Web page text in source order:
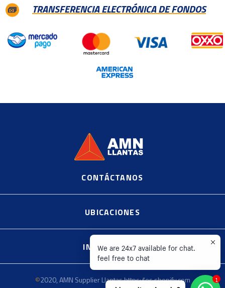
TRANSFERENCIA ELECTRÓNICA DE FONDOS
2020, AMN Supplier Llantas https://es.shopify.com
CONTÁCTANOS
UBICACIONES
INFORMACIÓN
©2020, AMN Supplier Llantas https://es.shopify.com
We are 24x7 available for chat.
feel free to chat
1